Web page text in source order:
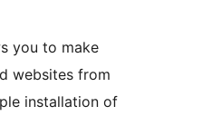
you to make
websites from
installation of